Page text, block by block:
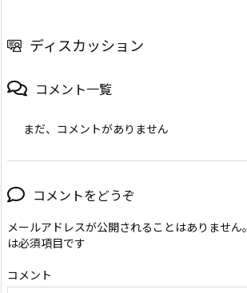
ディスカッション
コメント一覧
まだ、コメントがありません
コメントをどうぞ
メールアドレスが公開されることはありません。
は必須項目です
コメント